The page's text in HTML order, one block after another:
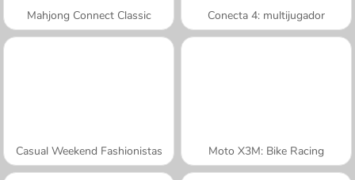
Mahjong Connect Classic Conecta 4: multijugador
Casual Weekend Fashionistas Moto X3M: Bike Racing